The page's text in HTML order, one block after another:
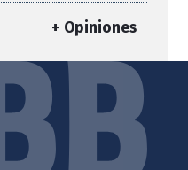
+ Opiniones